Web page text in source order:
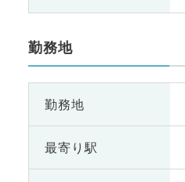
勤務地
勤務地
最寄り駅